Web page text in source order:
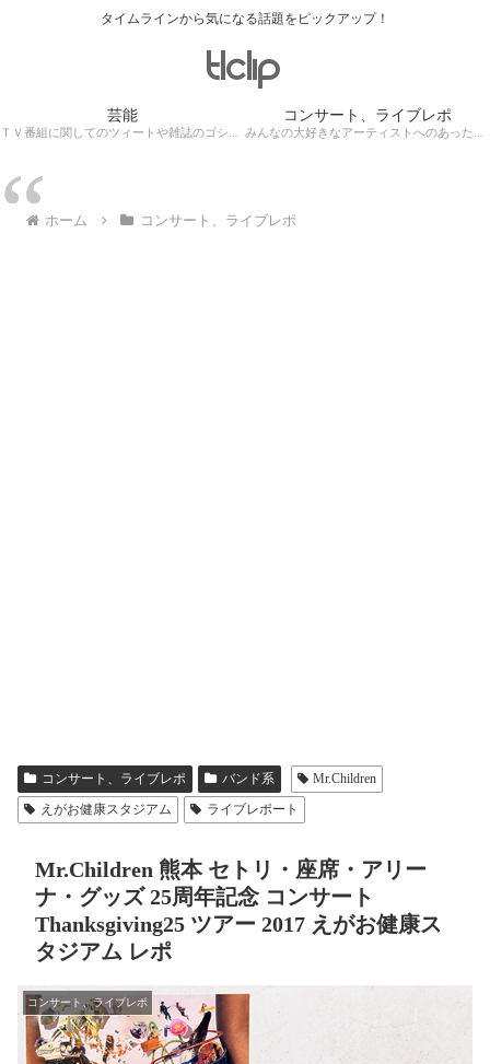
タイムラインから気になる話題をピックアップ！
芸能
ＴＶ番組に関してのツィートや雑誌のゴシップ記事、芸能人目撃情報・ロケ現場遭遇・・・
コンサート、ライブレポ
みんなの大好きなアーティストへのあったかぁ～い思いをツイッターレポートに保存！
ホーム コンサート、ライブレポ
コンサート、ライブレポ バンド系
Mr.Children
えがお健康スタジアム
ライブレポート
Mr.Children 熊本 セトリ・座席・アリー
ナ・グッズ 25周年記念 コンサート
Thanksgiving25 ツアー 2017 えがお健康ス
タジアム レポ
コンサート、ライブレポ